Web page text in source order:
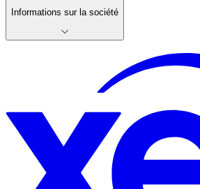
Informations sur la société